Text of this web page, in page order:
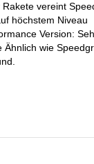
vereint
höchstem Niveau
Version:
Ähnlich wie